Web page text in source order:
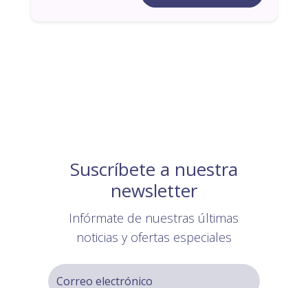
Suscríbete a nuestra
newsletter
Infórmate de nuestras últimas
noticias y ofertas especiales